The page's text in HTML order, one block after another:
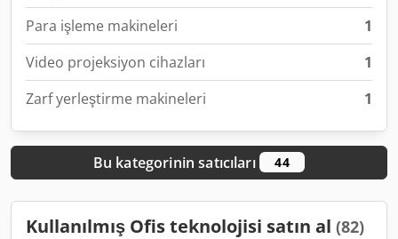
Para işleme makineleri
1
Video projeksiyon cihazları
1
Zarf yerleştirme makineleri
1
Bu kategorinin satıcıları 44
Kullanılmış Ofis teknolojisi satın al (82)